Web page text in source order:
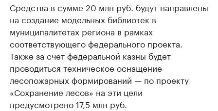
Средства в сумме 20 млн руб. будут направлены
на создание модельных библиотек в
муниципалитетах региона в рамках
соответствующего федерального проекта.
Также за счет федеральной казны будет
проводиться техническое оснащение
лесопожарных формирований — по проекту
«Сохранение лесов» на эти цели
предусмотрено 17,5 млн руб.